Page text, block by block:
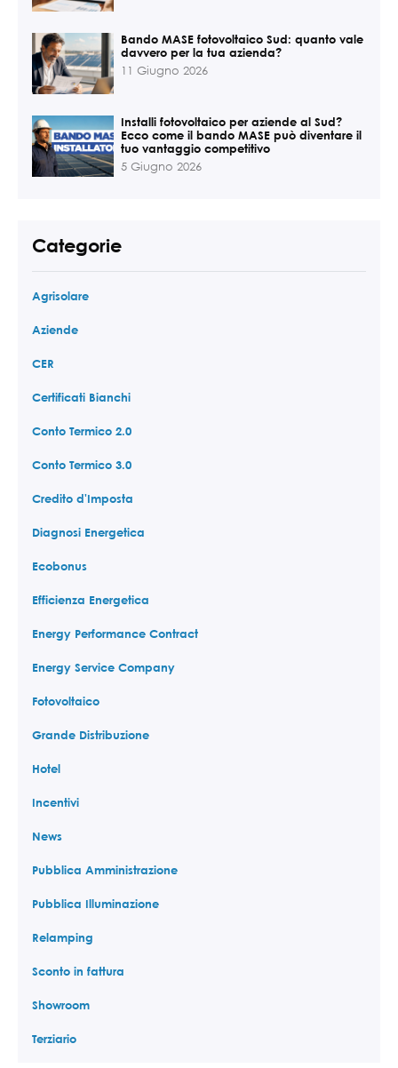
Bando MASE fotovoltaico Sud: quanto vale
davvero per la tua azienda?
11 Giugno 2026
Installi fotovoltaico per aziende al Sud?
Ecco come il bando MASE può diventare il
tuo vantaggio competitivo
5 Giugno 2026
Categorie
Agrisolare
Aziende
CER
Certificati Bianchi
Conto Termico 2.0
Conto Termico 3.0
Credito d'Imposta
Diagnosi Energetica
Ecobonus
Efficienza Energetica
Energy Performance Contract
Energy Service Company
Fotovoltaico
Grande Distribuzione
Hotel
Incentivi
News
Pubblica Amministrazione
Pubblica Illuminazione
Relamping
Sconto in fattura
Showroom
Terziario